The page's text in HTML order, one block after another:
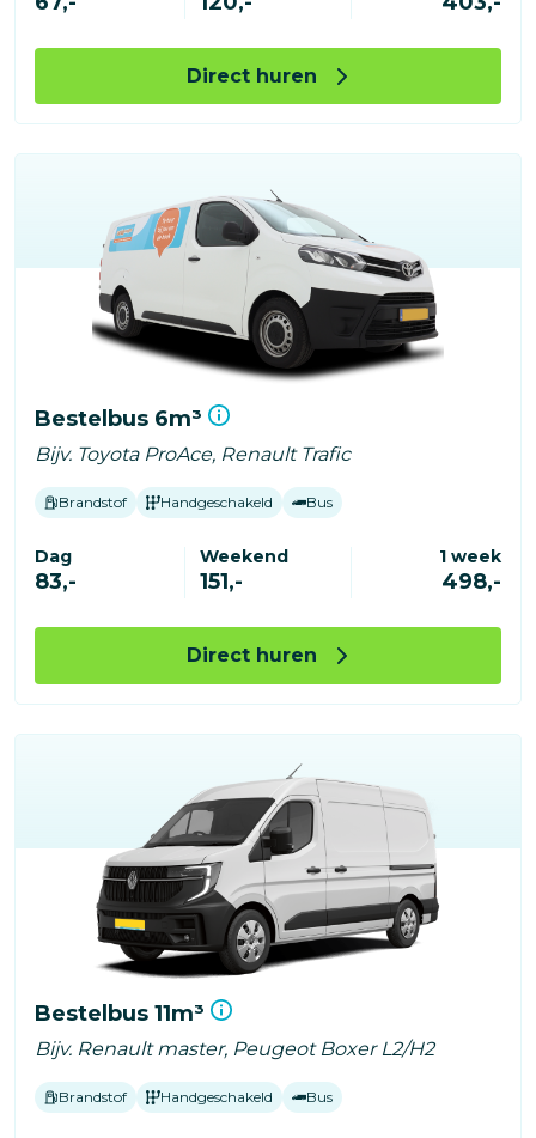
Direct huren
Bestelbus 6m³
Bijv. Toyota ProAce, Renault Trafic
Brandstof Handgeschakeld Bus
Dag
83,-
Weekend
151,-
1 week
498,-
Direct huren
Bestelbus 11m³
Bijv. Renault master, Peugeot Boxer L2/H2
Brandstof Handgeschakeld Bus